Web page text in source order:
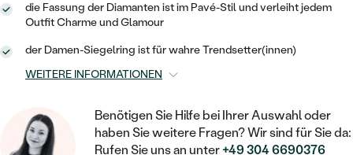
VINTAGE
AUSSERGEWÖHNLICHE
GEHÄMMERTE
VON HAND GRAVIERTE
AUSSERGEWÖHNLICH
DIAMANTEN ZUM EINFASSEN
ANHÄNGER / KETTEN
ARMBÄNDER
SCHMUCKSET
HERRENSCHMUCK
MINIMALISTISCHE
OHRHÄNGER
HERZ
ZUR GEBURT EINES KINDES
PERSONALISIERT
MINIMALISTISCH
NACH STYL
MEMOIRE
MINIMALISTISCHE
die Fassung der Diamanten ist im Pavé-Stil und verleiht jedem
Outfit Charme und Glamour
der Damen-Siegelring ist für wahre Trendsetter(innen)
WEITERE INFORMATIONEN
Benötigen Sie Hilfe bei Ihrer Auswahl oder
haben Sie weitere Fragen? Wir sind für Sie da:
Rufen Sie uns an unter+49 304 6690376